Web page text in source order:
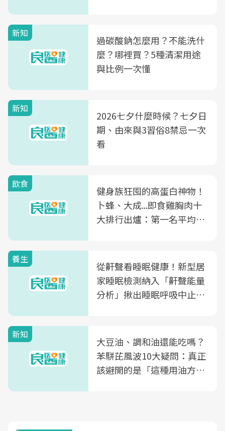
新知
過碳酸鈉怎麼用？不能洗什
麼？哪裡買？5種清潔用途
與比例一次懂
新知
2026七夕什麼時候？七夕日
期、由來與3習俗8禁忌一次
看
飲食
健身族狂囤的高蛋白神物！
卜蜂、大成...即食雞胸肉十
大排行出爐：第一名平均一
養生
從鼾聲看睡眠健康！新型居
家睡眠檢測納入「鼾聲能量
分析」揪出睡眠呼吸中止症
新知
大豆油、調和油還能吃嗎？
苯駢芘風波10大疑問：真正
該避開的是「這種用油方